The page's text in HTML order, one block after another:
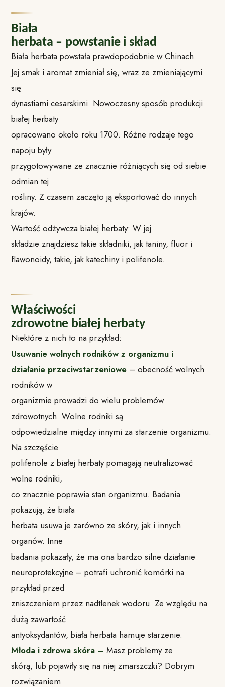
Biała
herbata – powstanie i skład
Biała herbata powstała prawdopodobnie w Chinach.
Jej smak i aromat zmieniał się, wraz ze zmieniającymi
się
dynastiami cesarskimi. Nowoczesny sposób produkcji
białej herbaty
opracowano około roku 1700. Różne rodzaje tego
napoju były
przygotowywane ze znacznie różniących się od siebie
odmian tej
rośliny. Z czasem zaczęto ją eksportować do innych
krajów.
Wartość odżywcza białej herbaty: W jej
składzie znajdziesz takie składniki, jak taniny, fluor i
flawonoidy, takie, jak katechiny i polifenole.
Właściwości
zdrowotne białej herbaty
Niektóre z nich to na przykład:
Usuwanie wolnych rodników z organizmu i
działanie przeciwstarzeniowe – obecność wolnych
rodników w
organizmie prowadzi do wielu problemów
zdrowotnych. Wolne rodniki są
odpowiedzialne między innymi za starzenie organizmu.
Na szczęście
polifenole z białej herbaty pomagają neutralizować
wolne rodniki,
co znacznie poprawia stan organizmu. Badania
pokazują, że biała
herbata usuwa je zarówno ze skóry, jak i innych
organów. Inne
badania pokazały, że ma ona bardzo silne działanie
neuroprotekcyjne – potrafi uchronić komórki na
przykład przed
zniszczeniem przez nadtlenek wodoru. Ze względu na
dużą zawartość
antyoksydantów, biała herbata hamuje starzenie.
Młoda i zdrowa skóra –Masz problemy ze
skórą, lub pojawiły się na niej zmarszczki? Dobrym
rozwiązaniem